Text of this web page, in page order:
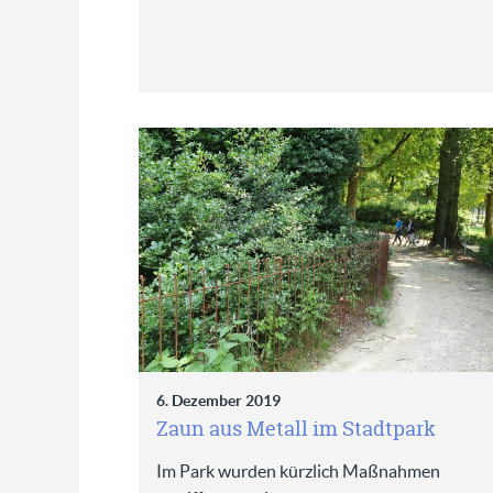
6. Dezember 2019
Zaun aus Metall im Stadtpark
Im Park wurden kürzlich Maßnahmen